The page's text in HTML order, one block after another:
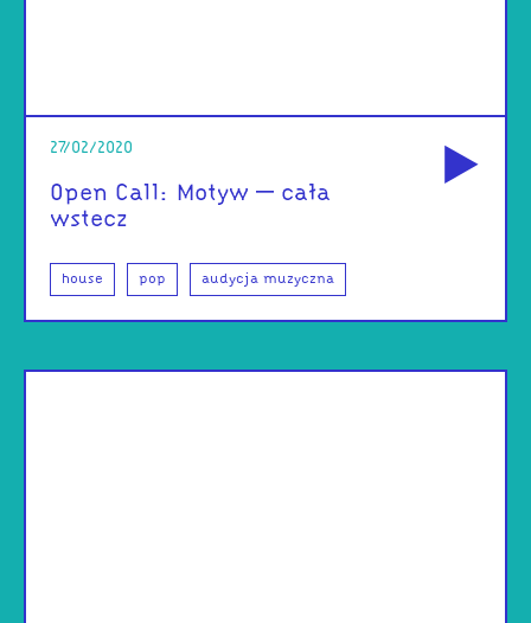
27/02/2020
Open Call: Motyw – cała
wstecz
house pop audycja muzyczna